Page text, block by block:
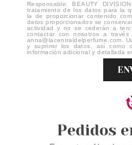
Responsable: BEAUTY
tratamiento de los datos para la
la de proporcionar contenido
datos proporcionados se
actividad y no se cederán a
contactar con nosotros a través
anna@lacentraldelperfume.com.
y suprimir los datos, así como
información adicional y detallada